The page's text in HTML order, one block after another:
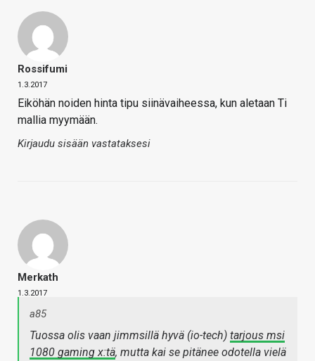
Rossifumi
1.3.2017
Eiköhän noiden hinta tipu siinävaiheessa, kun aletaan Ti
mallia myymään.
Kirjaudu sisään vastataksesi
Merkath
1.3.2017
a85
Tuossa olis vaan jimmsillä hyvä (io-tech) tarjous msi
1080 gaming x:tä, mutta kai se pitänee odotella vielä